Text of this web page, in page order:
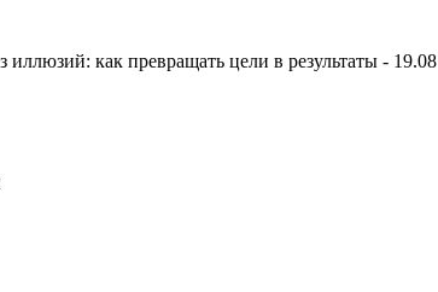
иллюзий: как превращать цели в результаты - 19.08